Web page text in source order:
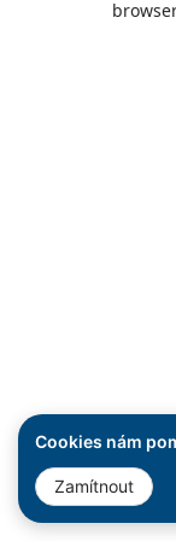
Cookies nám
Zamítnout